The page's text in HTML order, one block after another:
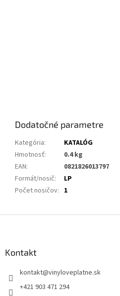
Dodatočné parametre
Kategória:
KATALÓG
Hmotnosť:
0.4 kg
EAN:
0821826013797
Formát/nosič:
LP
Počet nosičov: 1
Kontakt
kontakt@vinyloveplatne.sk
+421 903 471 294